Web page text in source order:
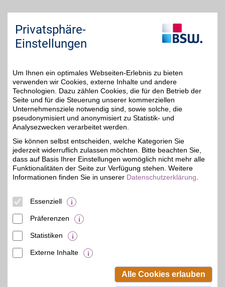
bis zu 20€
Streamingdienst über
8.000
Sportübertragungen pro
Jahr erleben: von zu
Hause, unterwegs,
zeitversetzt oder im
Rückblick. Jetzt das
umfangreiche
Sportangebot genießen
und BSW-Vorteil sichern.
Zum Partnerprofil
4%
DAZN Gutschein
Beamten-Selbsthilfewerk GmbH.
Privatsphäre-
Einstellungen
Um Ihnen ein optimales Webseiten-Erlebnis zu bieten
verwenden wir Cookies, externe Inhalte und andere
Technologien. Dazu zählen Cookies, die für den Betrieb der
Seite und für die Steuerung unserer kommerziellen
Unternehmensziele notwendig sind, sowie solche, die
pseudonymisiert und anonymisiert zu Statistik- und
Analysezwecken verarbeitet werden.
Sie können selbst entscheiden, welche Kategorien Sie
jederzeit widerruflich zulassen möchten. Bitte beachten Sie,
dass auf Basis Ihrer Einstellungen womöglich nicht mehr alle
Funktionalitäten der Seite zur Verfügung stehen. Weitere
Informationen finden Sie in unserer Datenschutzerklärung
Essenziell
Präferenzen
Statistiken
Externe Inhalte
Alle Cookies erlauben